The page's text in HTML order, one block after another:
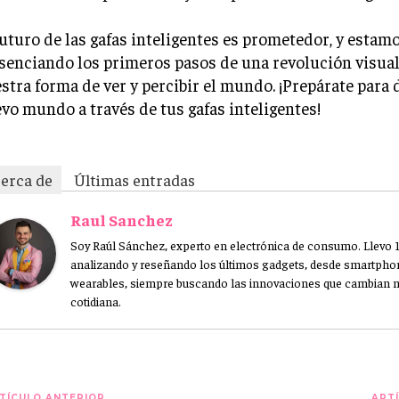
de las gafas inteligentes es prometedor, y
los primeros pasos de una revolución
forma de ver y percibir el mundo. ¡Prepárate para
mundo a través de tus gafas inteligentes!
de
Últimas entradas
Raul Sanchez
Soy Raúl Sánchez, experto en electrónica de consumo. Llevo
analizando y reseñando los últimos gadgets, desde
wearables, siempre buscando las innovaciones que cambian
cotidiana.